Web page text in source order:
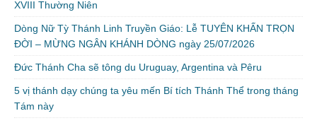
XVIII Thường Niên
Dòng Nữ Tỳ Thánh Linh Truyền Giáo: Lễ TUYÊN KHẤN TRỌN
ĐỜI – MỪNG NGÂN KHÁNH DÒNG ngày 25/07/2026
Đức Thánh Cha sẽ tông du Uruguay, Argentina và Pêru
5 vị thánh dạy chúng ta yêu mến Bí tích Thánh Thể trong tháng
Tám này